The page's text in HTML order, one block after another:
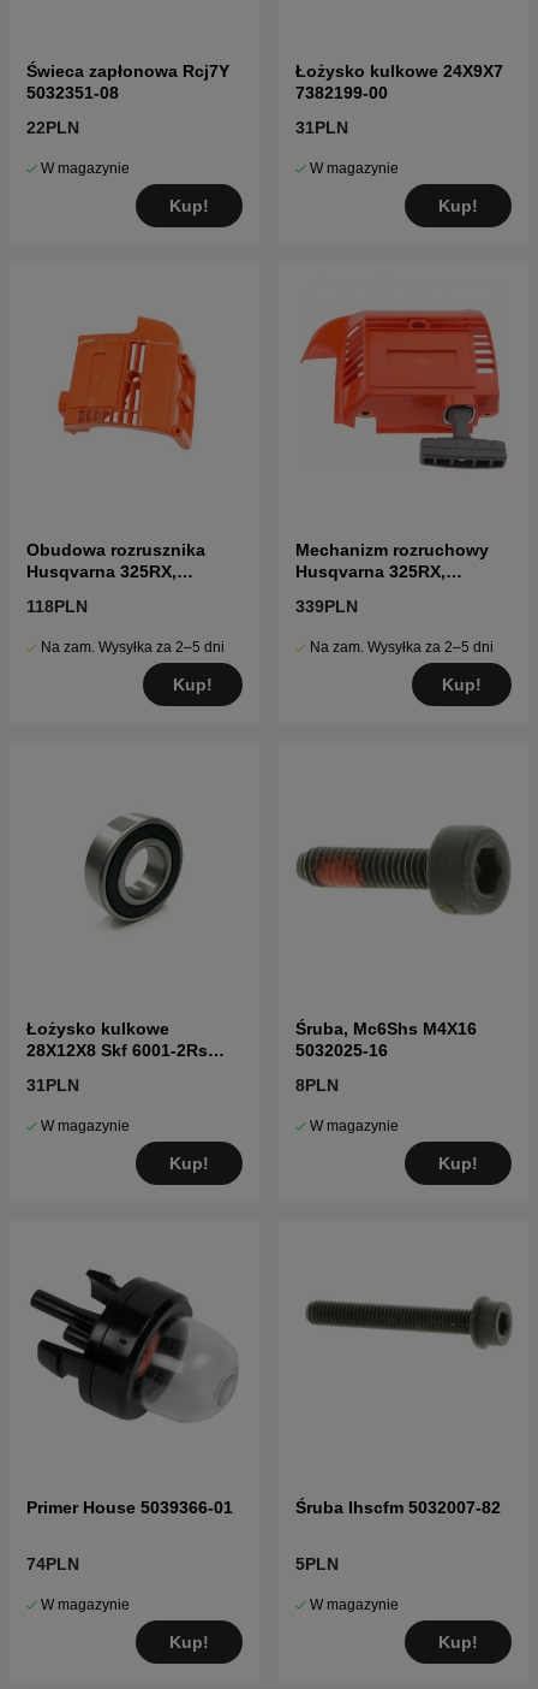
Świeca zapłonowa Rcj7Y
5032351-08
22PLN
W magazynie
Kup!
Łożysko kulkowe 24X9X7
7382199-00
31PLN
W magazynie
Kup!
Obudowa rozrusznika
Husqvarna 325RX,
118PLN
Na zam. Wysyłka za 2–5 dni
Kup!
Mechanizm rozruchowy
Husqvarna 325RX,
339PLN
Na zam. Wysyłka za 2–5 dni
Kup!
Łożysko kulkowe
28X12X8 Skf 6001-2Rs
31PLN
W magazynie
Kup!
Śruba, Mc6Shs M4X16
5032025-16
8PLN
W magazynie
Kup!
Primer House 5039366-01
74PLN
W magazynie
Kup!
Śruba Ihscfm 5032007-82
5PLN
W magazynie
Kup!